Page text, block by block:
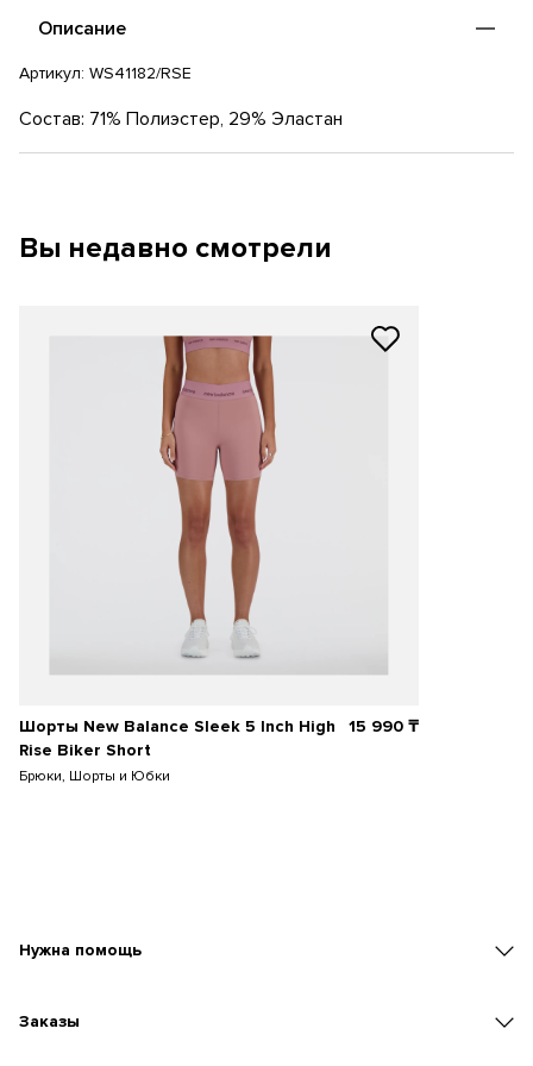
Описание
Артикул: WS41182/RSE
Состав: 71% Полиэстер, 29% Эластан
Вы недавно смотрели
Шорты New Balance Sleek 5 Inch High
Rise Biker Short
Брюки, Шорты и Юбки
15 990₸
Нужна помощь
Заказы